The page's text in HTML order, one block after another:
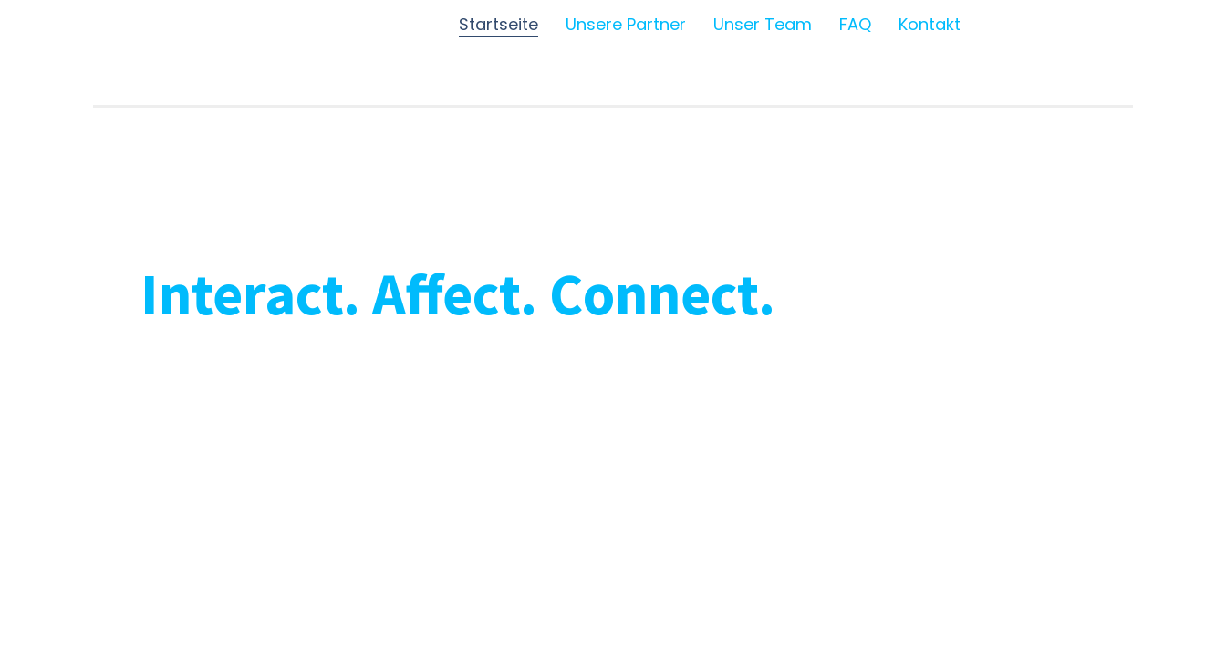
Startseite Unsere Partner Unser Team FAQ Kontakt
Interact. Affect. Connect.